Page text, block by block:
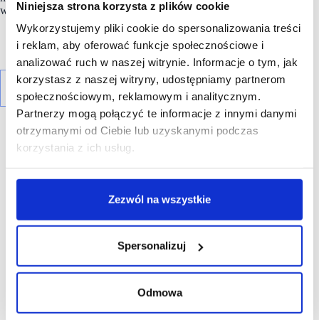
Niniejsza strona korzysta z plików cookie
Wykorzystujemy pliki cookie do spersonalizowania treści
i reklam, aby oferować funkcje społecznościowe i
analizować ruch w naszej witrynie. Informacje o tym, jak
korzystasz z naszej witryny, udostępniamy partnerom
społecznościowym, reklamowym i analitycznym.
Partnerzy mogą połączyć te informacje z innymi danymi
otrzymanymi od Ciebie lub uzyskanymi podczas
korzystania z ich usług.
Zezwól na wszystkie
Spersonalizuj
Odmowa
we Włoszech.
R E K L A M A